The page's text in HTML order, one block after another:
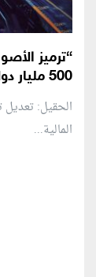
“ترميز
500 مليار دولار
الحقيل:
المالية...